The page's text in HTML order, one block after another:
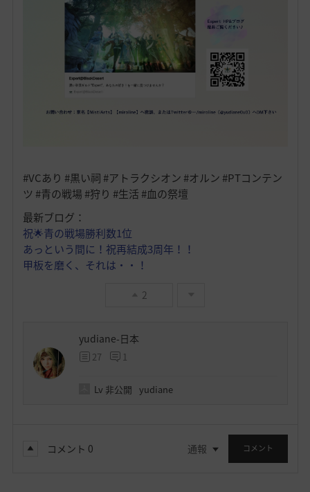
#VCあり #黒い祠 #アトラクシオン #オルン #PTコンテン
ツ #青の戦場 #狩り #生活 #血の祭壇
最新ブログ：
祝🌟青の戦場勝利数1位
あっという間に！祝再結成3周年！！
甲板を磨く、それは・・！
2
yudiane-日本
27 1
Lv 非公開 yudiane
コメント 0 通報 コメント